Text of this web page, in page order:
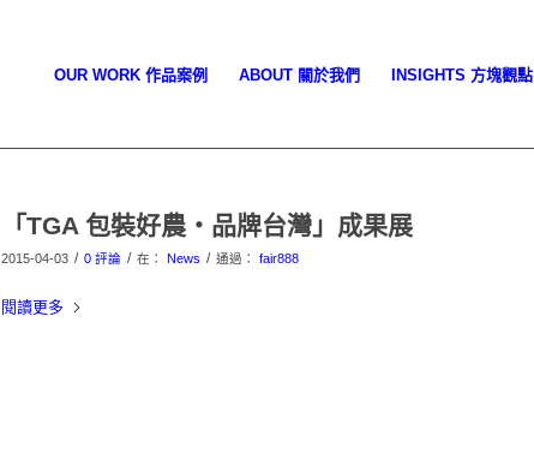
OUR WORK 作品案例 ABOUT 關於我們 INSIGHTS 方塊觀點
「TGA 包裝好農・品牌台灣」成果展
2015-04-03 / 0 評論 / 在： News / 通過： fair888
閱讀更多